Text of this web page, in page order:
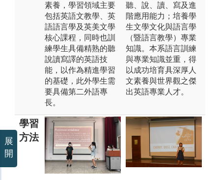
素養，學習領域主要
包括英語文教學、英
語語言學及英美文學
核心課程，同時也訓
練學生具備精熟的聽
說讀寫譯的英語技
能，以作為精進學習
的基礎，此外學生需
要具備第二外語專
長。
聽、說、讀、寫及進
階應用能力；培養學
生文學文化與語言學
（暨語言教學）專業
知識。本系語言訓練
與專業知識並重，得
以成功培育具深厚人
文素養與世界觀之傑
出英語專業人才。
學習
方法
展
開